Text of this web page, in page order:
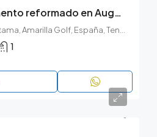
Precioso apartamento reformado en Augusta Park, Amarilla Golf
1